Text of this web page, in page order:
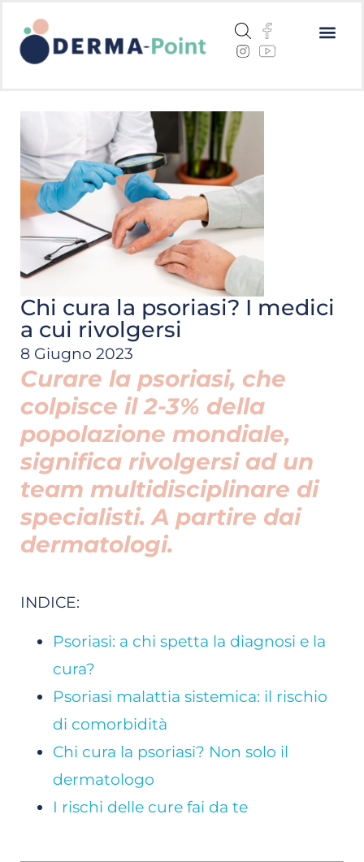
Chi cura la psoriasi? I medici
a cui rivolgersi
8 Giugno 2023
Curare la psoriasi, che
colpisce il 2-3% della
popolazione mondiale,
significa rivolgersi ad un
team multidisciplinare di
specialisti. A partire dai
dermatologi.
INDICE:
Psoriasi: a chi spetta la diagnosi e la
cura?
Psoriasi malattia sistemica: il rischio
di comorbidità
Chi cura la psoriasi? Non solo il
dermatologo
I rischi delle cure fai da te